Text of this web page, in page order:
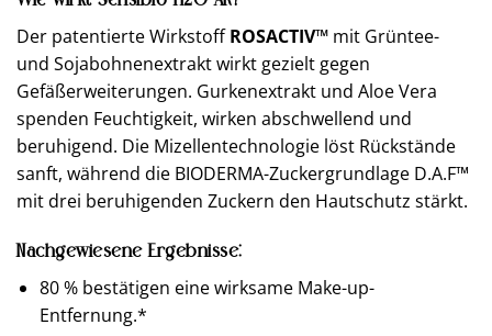
Der patentierte WirkstoffROSACTIV™ mit Grüntee-
und Sojabohnenextrakt wirkt gezielt gegen
Gefäßerweiterungen. Gurkenextrakt und Aloe Vera
spenden Feuchtigkeit, wirken abschwellend und
beruhigend. Die Mizellentechnologie löst Rückstände
sanft, während die BIODERMA-Zuckergrundlage D.A.F™
mit drei beruhigenden Zuckern den Hautschutz stärkt.
Nachgewiesene Ergebnisse:
80 % bestätigen eine wirksame Make-up-
Entfernung.*